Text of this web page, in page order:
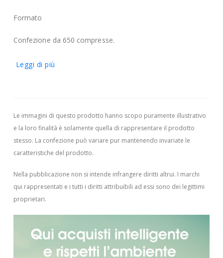
Formato
Confezione da 650 compresse.
Leggi di più
Le immagini di questo prodotto hanno scopo puramente illustrativo
e la loro finalità è solamente quella di rappresentare il prodotto
stesso. La confezione può variare pur mantenendo invariate le
caratteristiche del prodotto.
Nella pubblicazione non si intende infrangere diritti altrui. I marchi
qui rappresentati e i tutti i diritti attribuibili ad essi sono dei legittimi
proprietari.